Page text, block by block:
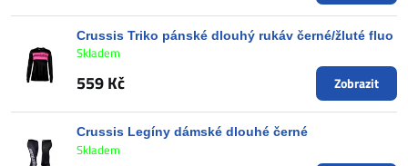
Crussis Triko pánské dlouhý rukáv černé/žluté fluo
Skladem
559 Kč Zobrazit
Crussis Legíny dámské dlouhé černé
Skladem